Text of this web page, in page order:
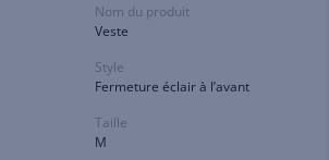
Nom du produit
Veste
Style
Fermeture éclair à l’avant
Taille
M